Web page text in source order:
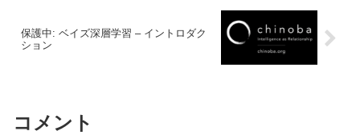
保護中: ベイズ深層学習 – イントロダク
ション
コメント